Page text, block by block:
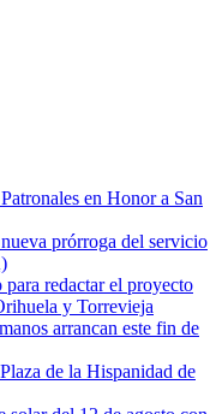
en Honor a San
prórroga del servicio
redactar el proyecto
y Torrevieja
arrancan este fin de
de la Hispanidad de